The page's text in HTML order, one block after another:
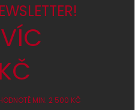
MIN. 2 500 KČ